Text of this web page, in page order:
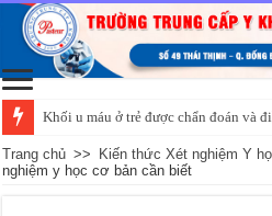
Khối u máu ở trẻ được chẩn đoán và
Trang chủ >> Kiến thức Xét nghiệm Y
nghiệm y học cơ bản cần biết